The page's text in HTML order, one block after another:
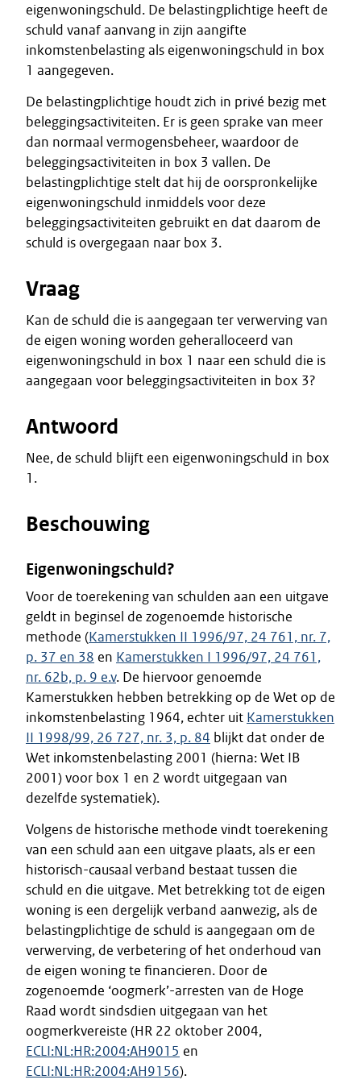
eigenwoningschuld. De belastingplichtige heeft de
schuld vanaf aanvang in zijn aangifte
inkomstenbelasting als eigenwoningschuld in box
1 aangegeven.
De belastingplichtige houdt zich in privé bezig met
beleggingsactiviteiten. Er is geen sprake van meer
dan normaal vermogensbeheer, waardoor de
beleggingsactiviteiten in box 3 vallen. De
belastingplichtige stelt dat hij de oorspronkelijke
eigenwoningschuld inmiddels voor deze
beleggingsactiviteiten gebruikt en dat daarom de
schuld is overgegaan naar box 3.
Vraag
Kan de schuld die is aangegaan ter verwerving van
de eigen woning worden geheralloceerd van
eigenwoningschuld in box 1 naar een schuld die is
aangegaan voor beleggingsactiviteiten in box 3?
Antwoord
Nee, de schuld blijft een eigenwoningschuld in box
1.
Beschouwing
Eigenwoningschuld?
Voor de toerekening van schulden aan een uitgave
geldt in beginsel de zogenoemde historische
methode (Kamerstukken II 1996/97, 24 761, nr. 7,
p. 37 en 38 en Kamerstukken I 1996/97, 24 761,
nr. 62b, p. 9 e.v. De hiervoor genoemde
Kamerstukken hebben betrekking op de Wet op de
inkomstenbelasting 1964, echter uit Kamerstukken
II 1998/99, 26 727, nr. 3, p. 84 blijkt dat onder de
Wet inkomstenbelasting 2001 (hierna: Wet IB
2001) voor box 1 en 2 wordt uitgegaan van
dezelfde systematiek).
Volgens de historische methode vindt toerekening
van een schuld aan een uitgave plaats, als er een
historisch-causaal verband bestaat tussen die
schuld en die uitgave. Met betrekking tot de eigen
woning is een dergelijk verband aanwezig, als de
belastingplichtige de schuld is aangegaan om de
verwerving, de verbetering of het onderhoud van
de eigen woning te financieren. Door de
zogenoemde ‘oogmerk’-arresten van de Hoge
Raad wordt sindsdien uitgegaan van het
oogmerkvereiste (HR 22 oktober 2004,
ECLI:NL:HR:2004:AH9015 en
ECLI:NL:HR:2004:AH9156).